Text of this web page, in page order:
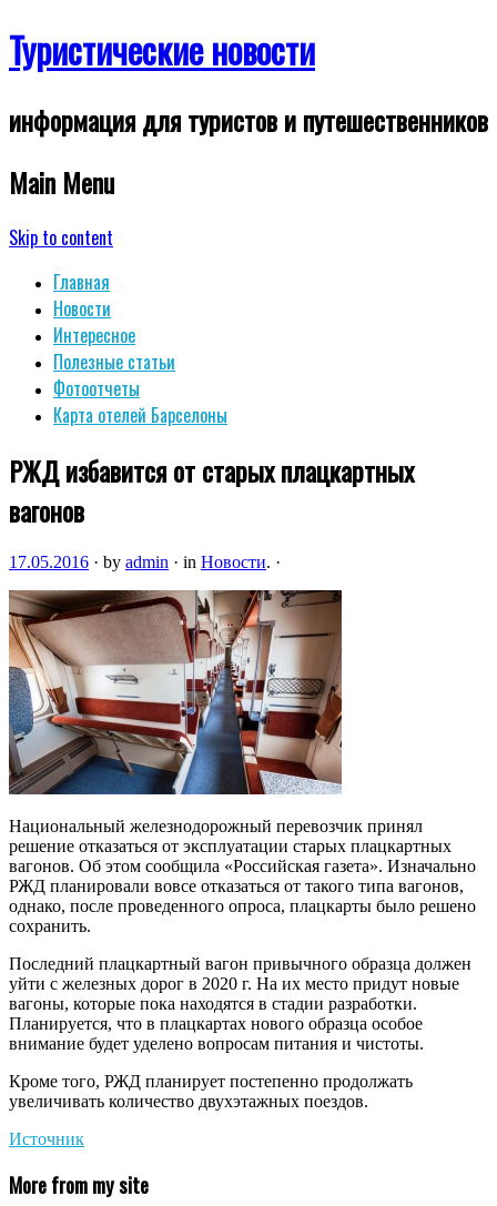
Туристические новости
информация для туристов и путешественников
Main Menu
Skip to content
Главная
Новости
Интересное
Полезные статьи
Фотоотчеты
Карта отелей Барселоны
РЖД избавится от старых плацкартных
вагонов
17.05.2016 · by admin · in Новости. ·
Национальный железнодорожный перевозчик принял
решение отказаться от эксплуатации старых плацкартных
вагонов. Об этом сообщила «Российская газета». Изначально
РЖД планировали вовсе отказаться от такого типа вагонов,
однако, после проведенного опроса, плацкарты было решено
сохранить.
Последний плацкартный вагон привычного образца должен
уйти с железных дорог в 2020 г. На их место придут новые
вагоны, которые пока находятся в стадии разработки.
Планируется, что в плацкартах нового образца особое
внимание будет уделено вопросам питания и чистоты.
Кроме того, РЖД планирует постепенно продолжать
увеличивать количество двухэтажных поездов.
Источник
More from my site